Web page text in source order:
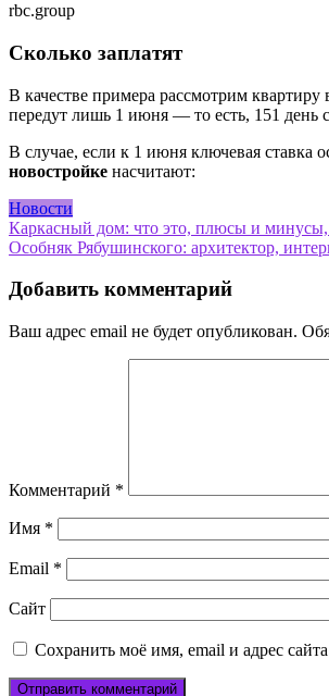
rbc.group
Сколько заплатят
В качестве примера рассмотрим
передут лишь 1 июня — то есть, 151 день
В случае, если к 1 июня ключевая ставка
новостройке насчитают:
Новости
Навигация
по
записям
Каркасный дом: что это, плюсы и
Особняк Рябушинского: архитектор,
Добавить комментарий
Ваш адрес email не будет опубликован.
Комментарий *
Имя *
Email *
Сайт
Сохранить моё имя, email и адрес